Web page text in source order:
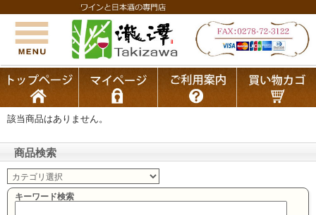
該当商品はありません。
商品検索
キーワード検索